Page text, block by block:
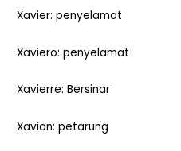
Xavier: penyelamat
Xaviero: penyelamat
Xavierre: Bersinar
Xavion: petarung